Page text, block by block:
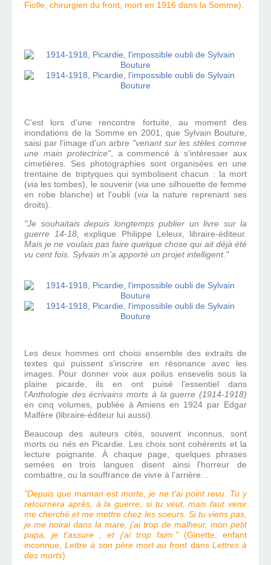
Fiolle, chirurgien du front, mort en 1916 dans la Somme).
C'est lors d'une rencontre fortuite, au moment des
inondations de la Somme en 2001, que Sylvain Bouture,
saisi par l'image d'un arbre "venant sur les stèles comme
une main protectrice", a commencé à s'intéresser aux
cimetières. Ses photographies sont organisées en une
trentaine de triptyques qui symbolisent chacun : la mort
(via les tombes), le souvenir (via une silhouette de femme
en robe blanche) et l'oubli (viala nature reprenant ses
droits).
"Je souhaitais depuis longtemps publier un livre sur la
guerre 14-18,explique Philippe Leleux, libraire-éditeur.
Mais je ne voulais pas faire quelque chose qui ait déjà été
vu cent fois. Sylvain m'a apporté un projet intelligent."
Les deux hommes ont choisi ensemble des extraits de
textes qui puissent s'inscrire en résonance avec les
images. Pour donner voix aux poilus ensevelis sous la
plaine picarde, ils en ont puisé l'essentiel dans
l'Anthologie des écrivains morts à la guerre (1914-1918)
en cinq volumes, publiée à Amiens en 1924 par Edgar
Malfère (libraire-éditeur lui aussi).
Beaucoup des auteurs cités, souvent inconnus, sont
morts ou nés en Picardie. Les choix sont cohérents et la
lecture poignante. À chaque page, quelques phrases
semées en trois langues disent ainsi l'horreur de
combattre, ou la souffrance de vivre à l'arrière...
"Depuis que maman est morte, je ne t'ai point revu. Tu y
retournera après, à la guerre, si tu veut, mais faut venir
me cherché et me mettre chez les soeurs. Si tu viens pas,
je me noirai dans la mare, j'ai trop de malheur, mon petit
papa, je t'assure ; et j'ai trop faim."(Ginette, enfant
inconnue,Lettre à son père mort au frontdans Lettres à
des morts)